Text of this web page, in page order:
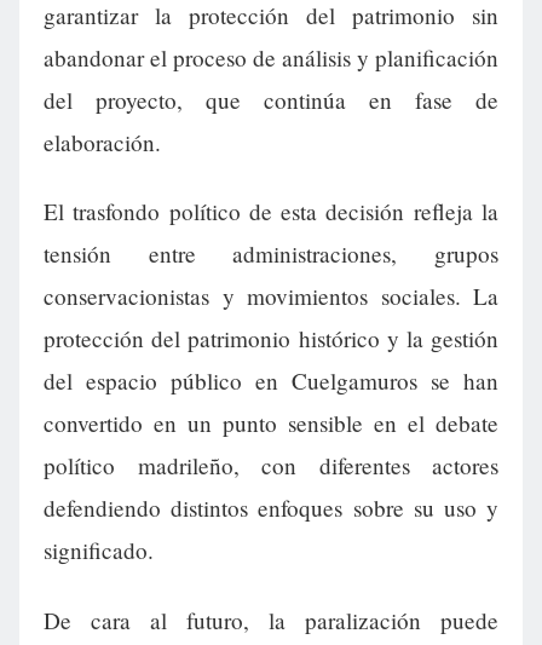
garantizar la protección del patrimonio sin
abandonar el proceso de análisis y planificación
del proyecto, que continúa en fase de
elaboración.
El trasfondo político de esta decisión refleja la
tensión entre administraciones, grupos
conservacionistas y movimientos sociales. La
protección del patrimonio histórico y la gestión
del espacio público en Cuelgamuros se han
convertido en un punto sensible en el debate
político madrileño, con diferentes actores
defendiendo distintos enfoques sobre su uso y
significado.
De cara al futuro, la paralización puede